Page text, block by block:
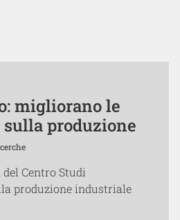
migliorano le
produzione
Centro Studi
produzione industriale